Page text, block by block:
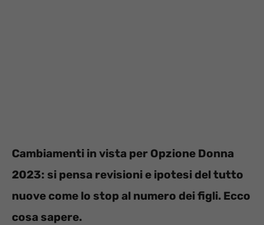
Cambiamenti in vista per Opzione Donna
2023: si pensa revisioni e ipotesi del tutto
nuove come lo stop al numero dei figli. Ecco
cosa sapere.